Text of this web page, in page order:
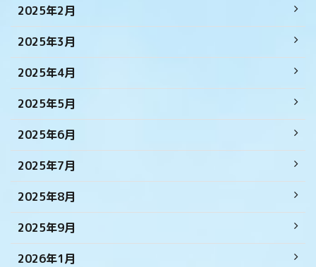
2025年2月
2025年3月
2025年4月
2025年5月
2025年6月
2025年7月
2025年8月
2025年9月
2026年1月